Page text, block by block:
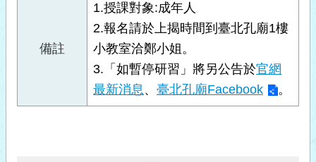
備註
1.授課對象:成年人
2.報名請於上揭時間到臺北孔廟1樓
小教室洽鄭小姐。
3.「如暫停研習」將另公告於官網
最新消息、 臺北孔廟Facebook 。